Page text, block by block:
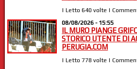
| Letto 640 volte |
08/08/2026 - 15:55
IL MURO PIANGE
STORICO UTENTE DI
PERUGIA.COM
| Letto 778 volte |